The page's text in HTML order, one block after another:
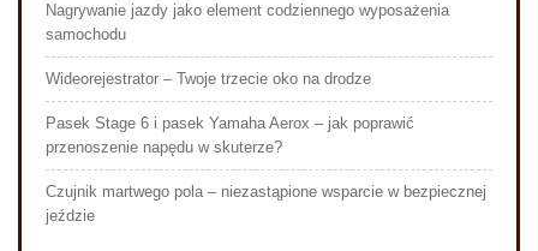
Nagrywanie jazdy jako element codziennego wyposażenia
samochodu
Wideorejestrator – Twoje trzecie oko na drodze
Pasek Stage 6 i pasek Yamaha Aerox – jak poprawić
przenoszenie napędu w skuterze?
Czujnik martwego pola – niezastąpione wsparcie w bezpiecznej
jeździe